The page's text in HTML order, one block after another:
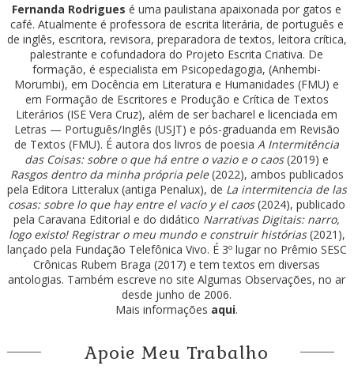
Fernanda Rodrigues é uma paulistana apaixonada por gatos e
café. Atualmente é professora de escrita literária, de português e
de inglês, escritora, revisora, preparadora de textos, leitora crítica,
palestrante e cofundadora do Projeto Escrita Criativa. De
formação, é especialista em Psicopedagogia, (Anhembi-
Morumbi), em Docência em Literatura e Humanidades (FMU) e
em Formação de Escritores e Produção e Crítica de Textos
Literários (ISE Vera Cruz), além de ser bacharel e licenciada em
Letras — Português/Inglês (USJT) e pós-graduanda em Revisão
de Textos (FMU). É autora dos livros de poesia A Intermitência
das Coisas: sobre o que há entre o vazio e o caos(2019) e
Rasgos dentro da minha própria pele(2022), ambos publicados
pela Editora Litteralux (antiga Penalux), de La intermitencia de las
cosas: sobre lo que hay entre el vacío y el caos(2024), publicado
pela Caravana Editorial e do didático Narrativas Digitais: narro,
logo existo! Registrar o meu mundo e construir histórias(2021),
lançado pela Fundação Telefônica Vivo. É 3º lugar no Prêmio SESC
Crônicas Rubem Braga (2017) e tem textos em diversas
antologias. Também escreve no site Algumas Observações, no ar
desde junho de 2006.
Mais informações aqui.
Apoie Meu Trabalho